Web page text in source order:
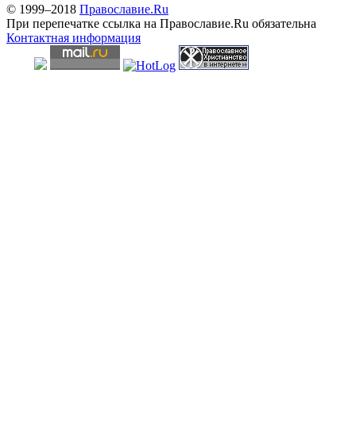
© 1999–2018 Православие.Ru
При перепечатке ссылка на Православие.Ru обязательна
Контактная информация